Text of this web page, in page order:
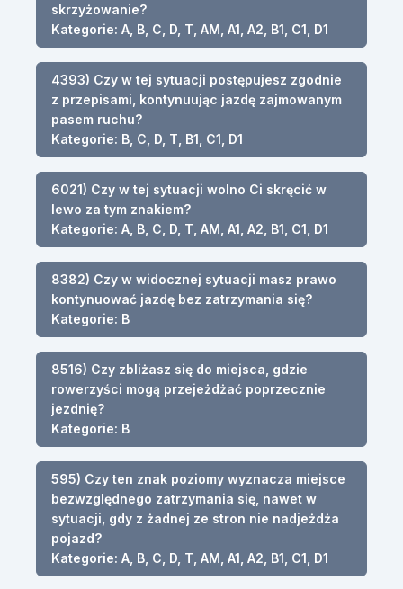
skrzyżowanie?
Kategorie: A, B, C, D, T, AM, A1, A2, B1, C1, D1
4393) Czy w tej sytuacji postępujesz zgodnie
z przepisami, kontynuując jazdę zajmowanym
pasem ruchu?
Kategorie: B, C, D, T, B1, C1, D1
6021) Czy w tej sytuacji wolno Ci skręcić w
lewo za tym znakiem?
Kategorie: A, B, C, D, T, AM, A1, A2, B1, C1, D1
8382) Czy w widocznej sytuacji masz prawo
kontynuować jazdę bez zatrzymania się?
Kategorie: B
8516) Czy zbliżasz się do miejsca, gdzie
rowerzyści mogą przejeżdżać poprzecznie
jezdnię?
Kategorie: B
595) Czy ten znak poziomy wyznacza miejsce
bezwzględnego zatrzymania się, nawet w
sytuacji, gdy z żadnej ze stron nie nadjeżdża
pojazd?
Kategorie: A, B, C, D, T, AM, A1, A2, B1, C1, D1